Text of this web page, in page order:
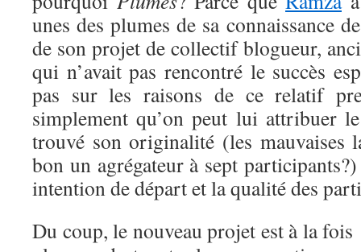
unes des plumes de sa connaissance
de son projet de collectif blogueur,
qui n’avait pas rencontré le succès
pas sur les raisons de ce relatif
simplement qu’on peut lui attribuer
trouvé son originalité (les mauvaises
bon un agrégateur à sept
intention de départ et la qualité des
Du coup, le nouveau projet est à la fois